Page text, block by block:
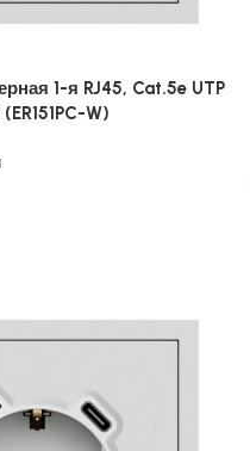
1-я RJ45, Cat.5e UTP
W)